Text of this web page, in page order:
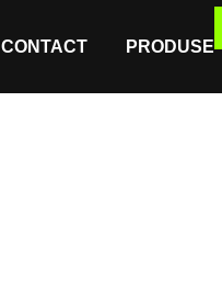
CONTACT PRODUSE